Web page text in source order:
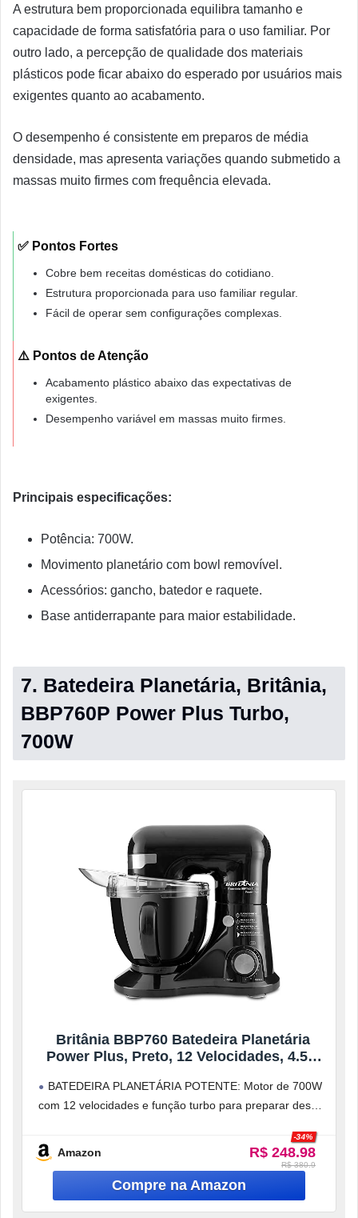
A estrutura bem proporcionada equilibra tamanho e
capacidade de forma satisfatória para o uso familiar. Por
outro lado, a percepção de qualidade dos materiais
plásticos pode ficar abaixo do esperado por usuários mais
exigentes quanto ao acabamento.
O desempenho é consistente em preparos de média
densidade, mas apresenta variações quando submetido a
massas muito firmes com frequência elevada.
✅ Pontos Fortes
Cobre bem receitas domésticas do cotidiano.
Estrutura proporcionada para uso familiar regular.
Fácil de operar sem configurações complexas.
⚠️ Pontos de Atenção
Acabamento plástico abaixo das expectativas de
exigentes.
Desempenho variável em massas muito firmes.
Principais especificações:
Potência: 700W.
Movimento planetário com bowl removível.
Acessórios: gancho, batedor e raquete.
Base antiderrapante para maior estabilidade.
7. Batedeira Planetária, Britânia,
BBP760P Power Plus Turbo,
700W
Britânia BBP760 Batedeira Planetária
Power Plus, Preto, 12 Velocidades, 4.5L,
BATEDEIRA PLANETÁRIA POTENTE: Motor de 700W
com 12 velocidades e função turbo para preparar desde
Amazon R$ 248.98
-34%
R$ 380.9